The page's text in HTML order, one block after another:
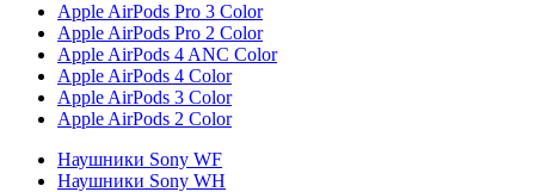
Apple AirPods Pro 3 Color
Apple AirPods Pro 2 Color
Apple AirPods 4 ANC Color
Apple AirPods 4 Color
Apple AirPods 3 Color
Apple AirPods 2 Color
Наушники Sony WF
Наушники Sony WH